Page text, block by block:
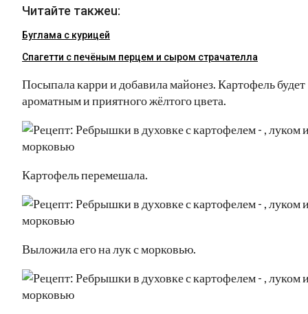
Читайте такжеu:
Буглама с курицей
Спагетти с печёным перцем и сыром страчателла
Посыпала карри и добавила майонез. Картофель будет
ароматным и приятного жёлтого цвета.
Картофель перемешала.
Выложила его на лук с морковью.